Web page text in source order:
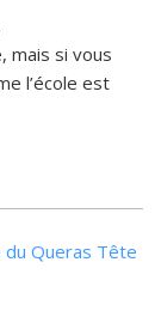
mais si vous
l’école est
du Queras Tête